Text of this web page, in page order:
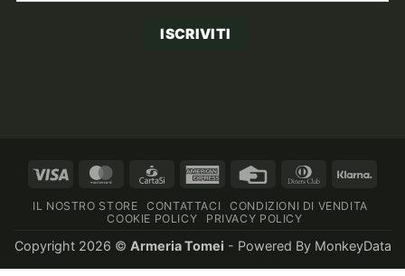
ISCRIVITI
Visa MasterCardCartaSi
American Credit
Dinners
IL NOSTRO STORE CONTATTACI
CONDIZIONI DI VENDITA
COOKIE POLICY
PRIVACY POLICY
Copyright 2026 © Armeria Tomei - Powered By MonkeyData